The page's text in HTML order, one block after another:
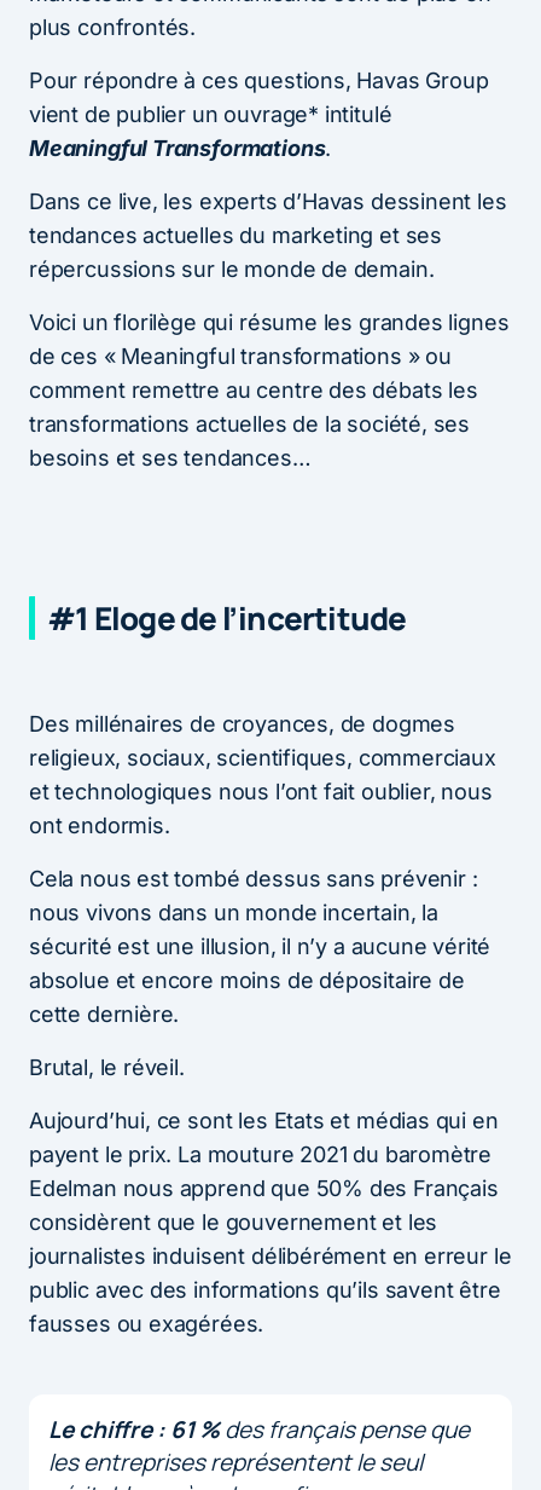
plus confrontés.
Pour répondre à ces questions, Havas Group
vient de publier un ouvrage* intitulé
Meaningful Transformations.
Dans ce live, les experts d’Havas dessinent les
tendances actuelles du marketing et ses
répercussions sur le monde de demain.
Voici un florilège qui résume les grandes lignes
de ces « Meaningful transformations » ou
comment remettre au centre des débats les
transformations actuelles de la société, ses
besoins et ses tendances…
#1 Eloge de l’incertitude
Des millénaires de croyances, de dogmes
religieux, sociaux, scientifiques, commerciaux
et technologiques nous l’ont fait oublier, nous
ont endormis.
Cela nous est tombé dessus sans prévenir :
nous vivons dans un monde incertain, la
sécurité est une illusion, il n’y a aucune vérité
absolue et encore moins de dépositaire de
cette dernière.
Brutal, le réveil.
Aujourd’hui, ce sont les Etats et médias qui en
payent le prix. La mouture 2021 du baromètre
Edelman nous apprend que 50% des Français
considèrent que le gouvernement et les
journalistes induisent délibérément en erreur le
public avec des informations qu’ils savent être
fausses ou exagérées.
Le chiffre : 61 %des français pense que
les entreprises représentent le seul